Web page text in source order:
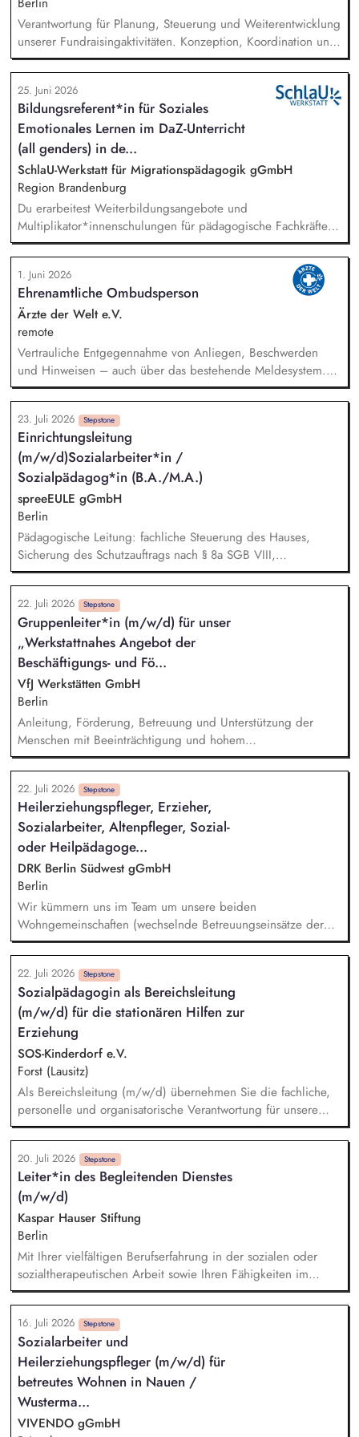
Verantwortung für Planung, Steuerung und Weiterentwicklung
unserer Fundraisingaktivitäten. Konzeption, Koordination und
Umsetzung zentraler Fundraisingkampagnen (z. B. Frühjahr,
Jahresende, Aktionen). Aufbau, Pflege und strategische
Weiterentwicklung der Spender:innen‑ und
Großspender:innen‑Beziehungen. Drittmittelmanagement:
Antragstellung, Berichte, Mittelabrufe und Fristenkontrolle.
Budget‑ und Liquiditätsplanung sowie laufendes
Finanzmonitoring.
25. Juni 2026
Bildungsreferent*in für Soziales
Emotionales Lernen im DaZ-Unterricht
(all genders) in de...
SchlaU-Werkstatt für Migrationspädagogik gGmbH
Region Brandenburg
Du erarbeitest Weiterbildungsangebote und
Multiplikator*innenschulungen für pädagogische Fachkräfte,
insbesondere zu Resilienzförderung und sozialem und
emotionalem Lernen für Deutsch-als-Zweitsprache-Lernende.
Du planst und leitest (online) Weiterbildungen und
Beratungen für pädagogische Fachkräfte. Du intensivierst und
erweiterst unsere Zusammenarbeit mit Schulen, kommunalen
Stellen und anderen Akteur*innen pädagogischer Arbeit in
Brandenburg.
1. Juni 2026
Ehrenamtliche Ombudsperson
Ärzte der Welt e.V.
remote
Vertrauliche Entgegennahme von Anliegen, Beschwerden
und Hinweisen – auch über das bestehende Meldesystem.
Vermittlung bei Konflikten und Unterstützung bei
Klärungsprozessen. Konzeption und Durchführung von
Schulungen und Sensibilisierungsformaten. Mitwirkung an der
Weiterentwicklung von Leitlinien, Verhaltenskodizes und dem
Meldesystem. Förderung einer offenen Feedback- und
Beschwerdekultur innerhalb der Organisation.
23. Juli 2026 Stepstone
Einrichtungsleitung
(m/w/d)Sozialarbeiter*in /
Sozialpädagog*in (B.A./M.A.)
spreeEULE gGmbH
Berlin
Pädagogische Leitung: fachliche Steuerung des Hauses,
Sicherung des Schutzauftrags nach § 8a SGB VIII,
Verantwortung für eine fundierte Clearing- und Krisenarbeit.
Personalführung: Führung des pädagogischen Teams,
Gestaltung von Dienst- und Fallbesprechungen,
Personalentwicklung und -gespräche. Dienstplangestaltung:
Erstellung und Verantwortung des Dienstplans unter
Beachtung arbeits- und tarifrechtlicher Vorgaben sowie der
Anforderungen einer rund-um-die-Uhr arbeitenden
Einrichtung. Hilfeplanung: Steuerung der
einrichtungsseitigen Beteiligung an Verfahren nach § 36 SGB
VIII, Verantwortung für Clearingberichte, Vertretung der
fachlichen Position gegenüber Jugendämtern und
Familiengerichten.
22. Juli 2026 Stepstone
Gruppenleiter*in (m/w/d) für unser
„Werkstattnahes Angebot der
Beschäftigungs- und Fö...
VfJ Werkstätten GmbH
Berlin
Anleitung, Förderung, Betreuung und Unterstützung der
Menschen mit Beeinträchtigung und hohem
Unterstützungsbedarf – in Gruppen und individuell
Dialogische Entwicklung individueller Förderpläne
Unterstützende Begleitung von individuellen
Entwicklungsschritten und Gruppenprozessen Pflegerische
Assistenz entsprechend des Bedarfs Dokumentation der
Betreuungstätigkeiten und der Entwicklung der
Teilnehmer*innen
22. Juli 2026 Stepstone
Heilerziehungspfleger, Erzieher,
Sozialarbeiter, Altenpfleger, Sozial-
oder Heilpädagoge...
DRK Berlin Südwest gGmbH
Berlin
Wir kümmern uns im Team um unsere beiden
Wohngemeinschaften (wechselnde Betreuungseinsätze der
Mitarbeitenden in den Gemeinschaften). Wir geben
Orientierung im Alltag und gestalten gemeinsam mit den
Bewohnerinnen und Bewohnern ein Umfeld, das Teilhabe und
Wohlbefinden fördert. Wir dokumentieren
Entwicklungsstände und sind im engen Austausch mit Team,
Angehörigen, Ärzten, Schulen und Behörden.
22. Juli 2026 Stepstone
Sozialpädagogin als Bereichsleitung
(m/w/d) für die stationären Hilfen zur
Erziehung
SOS-Kinderdorf e.V.
Forst (Lausitz)
Als Bereichsleitung (m/w/d) übernehmen Sie die fachliche,
personelle und organisatorische Verantwortung für unsere
stationären Hilfen zur Erziehung und gestalten deren
Weiterentwicklung maßgeblich mit. Zu Beginn verantworten
Sie unsere Mutter-/Vater-Kind-Einrichtung mit fünf Plätzen. Im
weiteren Verlauf begleiten Sie den Aufbau einer familialen
Kinder- und Jugend-Wohngruppe mit acht Plätzen sowie die
Entwicklung weiterer ambulanter Unterstützungsangebote für
Familien. Perspektivisch führen Sie rund 16 Mitarbeitende.
20. Juli 2026 Stepstone
Leiter*in des Begleitenden Dienstes
(m/w/d)
Kaspar Hauser Stiftung
Berlin
Mit Ihrer vielfältigen Berufserfahrung in der sozialen oder
sozialtherapeutischen Arbeit sowie Ihren Fähigkeiten im
Führen von Teams bis zu 10 Personen werden Sie die neue
Position der Leitung des Begleitenden Dienstes unserer
WfbM sowie dessen konzeptionelle Weiterentwicklung im
Sinne der inklusiven Organisationsentwicklung übernehmen.
Sie sind Teil des Leitungsteams unserer WfbM. Sie agieren
dabei einerseits kollegial und auf Augenhöhe mit den
Kolleg*innen Ihres Teams und nehmen andererseits die
Aufgaben einer mittleren Führungskraft wahr.
16. Juli 2026 Stepstone
Sozialarbeiter und
Heilerziehungspfleger (m/w/d) für
betreutes Wohnen in Nauen /
Wusterma...
VIVENDO gGmbH